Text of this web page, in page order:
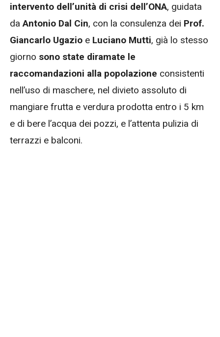
intervento dell’unità di crisi dell’ONA, guidata
daAntonio Dal Cin, con la consulenza dei Prof.
Giancarlo Ugazio e Luciano Mutti, già lo stesso
giorno sono state diramate le
raccomandazioni alla popolazione consistenti
nell’uso di maschere, nel divieto assoluto di
mangiare frutta e verdura prodotta entro i 5 km
e di bere l’acqua dei pozzi, e l’attenta pulizia di
terrazzi e balconi.